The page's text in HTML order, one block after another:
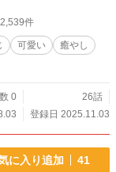
件
可愛い
癒やし
0
26話
登録日 2025.11.03
に入り追加 41